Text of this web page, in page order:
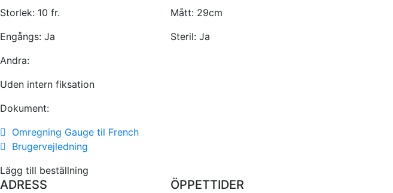
Storlek: 10 fr. Mått: 29cm
Engångs: Ja Steril: Ja
Andra:
Uden intern fiksation
Dokument:
Omregning Gauge til French
Brugervejledning
Lägg till beställning
ADRESS ÖPPETTIDER